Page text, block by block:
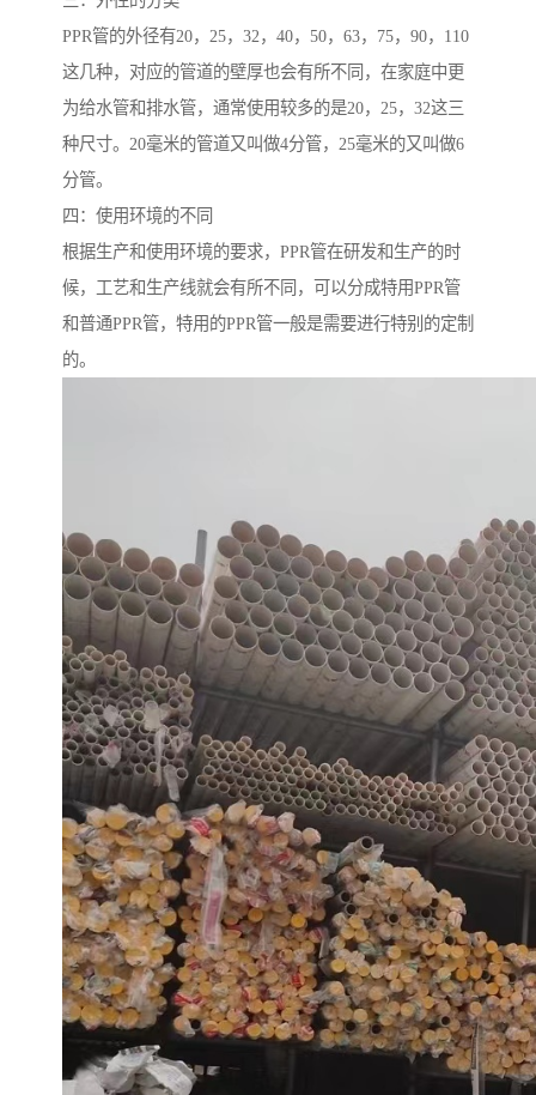
PPR管的外径有20，25，32，40，50，63，75，90，110
这几种，对应的管道的壁厚也会有所不同，在家庭中更
为给水管和排水管，通常使用较多的是20，25，32这三
种尺寸。20毫米的管道又叫做4分管，25毫米的又叫做6
分管。
四：使用环境的不同
根据生产和使用环境的要求，PPR管在研发和生产的时
候，工艺和生产线就会有所不同，可以分成特用PPR管
和普通PPR管，特用的PPR管一般是需要进行特别的定制
的。